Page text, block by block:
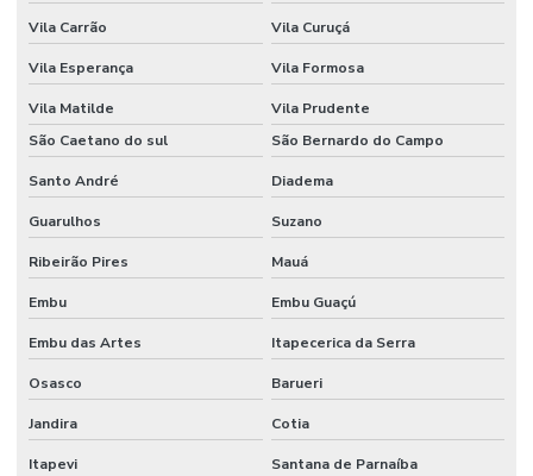
Vila Carrão Vila Curuçá
Vila Esperança Vila Formosa
Vila Matilde
Vila Prudente
São Caetano do sul
São Bernardo do Campo
Santo André Diadema
Guarulhos Suzano
Ribeirão Pires Mauá
Embu Embu Guaçú
Embu das Artes Itapecerica da Serra
Osasco Barueri
Jandira Cotia
Itapevi Santana de Parnaíba